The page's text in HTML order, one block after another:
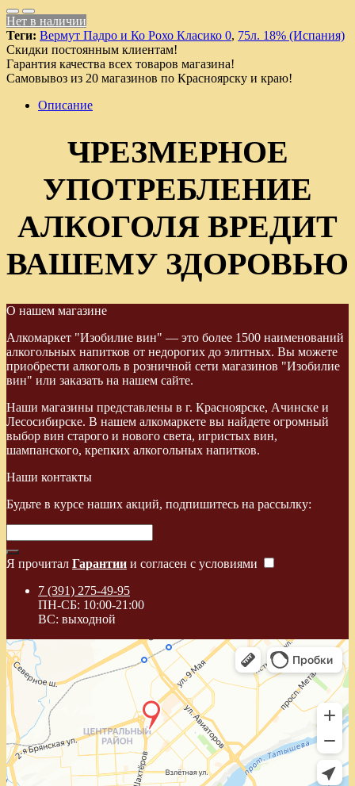
Нет в наличии
Теги: Вермут Падро и Ко Рохо Класико 0, 75л. 18% (Испания)
Скидки постоянным клиентам!
Гарантия качества всех товаров магазина!
Самовывоз из 20 магазинов по Красноярску и краю!
Описание
ЧРЕЗМЕРНОЕ
УПОТРЕБЛЕНИЕ
АЛКОГОЛЯ ВРЕДИТ
ВАШЕМУ ЗДОРОВЬЮ
О нашем магазине
Алкомаркет "Изобилие вин" — это более 1500 наименований
алкогольных напитков от недорогих до элитных. Вы можете
приобрести алкоголь в розничной сети магазинов "Изобилие
вин" или заказать на нашем сайте.
Наши магазины представлены в г. Красноярске, Ачинске и
Лесосибирске. В нашем алкомаркете вы найдете огромный
выбор вин старого и нового света, игристых вин,
шампанского, крепких алкогольных напитков.
Наши контакты
Будьте в курсе наших акций, подпишитесь на рассылку:
Я прочитал Гарантии и согласен с условиями
7 (391) 275-49-95
ПН-СБ: 10:00-21:00
ВС: выходной